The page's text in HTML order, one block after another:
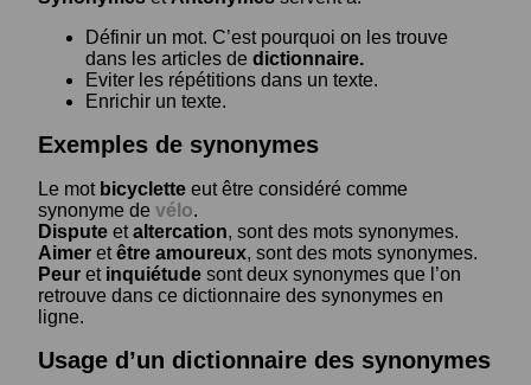
Définir un mot. C’est pourquoi on les trouve
dans les articles de dictionnaire.
Eviter les répétitions dans un texte.
Enrichir un texte.
Exemples de synonymes
Le mot bicyclette eut être considéré comme
synonyme de vélo.
Dispute etaltercation, sont des mots synonymes.
Aimer etêtre amoureux, sont des mots synonymes.
Peur et inquiétude sont deux synonymes que l’on
retrouve dans ce dictionnaire des synonymes en
ligne.
Usage d’un dictionnaire des synonymes